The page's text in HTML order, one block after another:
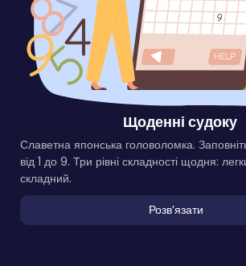
Щоденні судоку
Славетна японська головоломка.
від 1 до 9. Три рівні складності щодня:
складний.
Розвʼязати